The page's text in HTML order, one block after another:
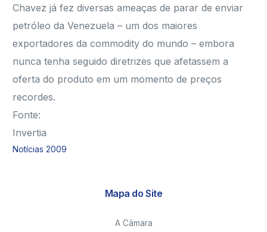
Chavez já fez diversas ameaças de parar de enviar
petróleo da Venezuela – um dos maiores
exportadores da commodity do mundo – embora
nunca tenha seguido diretrizes que afetassem a
oferta do produto em um momento de preços
recordes.
Fonte:
Invertia
Notícias 2009
Mapa do Site
A Câmara